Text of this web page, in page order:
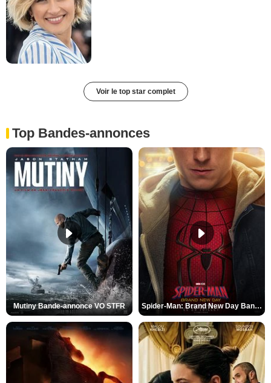
Voir le top star complet
Top Bandes-annonces
Mutiny Bande-annonce VO STFR Spider-Man: Brand New Day Bande-annonce VO STFR